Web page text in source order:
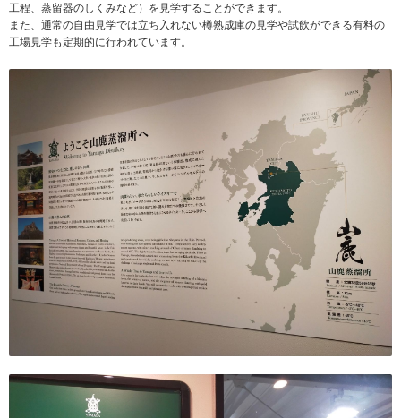
工程、蒸留器のしくみなど）を見学することができます。
また、通常の自由見学では立ち入れない樽熟成庫の見学や試飲ができる有料の
工場見学も定期的に行われています。